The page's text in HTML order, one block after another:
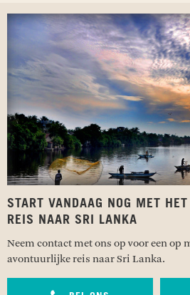
START VANDAAG NOG MET
REIS NAAR SRI LANKA
Neem contact met ons op voor een op
avontuurlijke reis naar Sri Lanka.